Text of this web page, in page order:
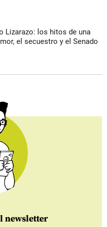
Lizarazo: los hitos de una
el secuestro y el Senado
newsletter